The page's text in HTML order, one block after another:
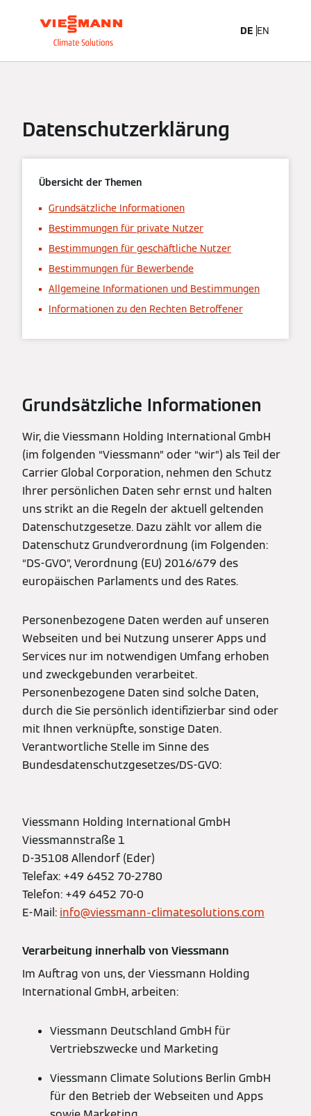
DE EN
Datenschutzerklärung
Übersicht der Themen
Grundsätzliche Informationen
Bestimmungen für private Nutzer
Bestimmungen für geschäftliche Nutzer
Bestimmungen für Bewerbende
Allgemeine Informationen und Bestimmungen
Informationen zu den Rechten Betroffener
Grundsätzliche Informationen
Wir, die Viessmann Holding International GmbH
(im folgenden “Viessmann” oder “wir”) als Teil der
Carrier Global Corporation, nehmen den Schutz
Ihrer persönlichen Daten sehr ernst und halten
uns strikt an die Regeln der aktuell geltenden
Datenschutzgesetze. Dazu zählt vor allem die
Datenschutz Grundverordnung (im Folgenden:
“DS-GVO”, Verordnung (EU) 2016/679 des
europäischen Parlaments und des Rates.
Personenbezogene Daten werden auf unseren
Webseiten und bei Nutzung unserer Apps und
Services nur im notwendigen Umfang erhoben
und zweckgebunden verarbeitet.
Personenbezogene Daten sind solche Daten,
durch die Sie persönlich identifizierbar sind oder
mit Ihnen verknüpfte, sonstige Daten.
Verantwortliche Stelle im Sinne des
Bundesdatenschutzgesetzes/DS-GVO:
Viessmann Holding International GmbH
Viessmannstraße 1
D-35108 Allendorf (Eder)
Telefax: +49 6452 70-2780
Telefon: +49 6452 70-0
E-Mail: info@viessmann-climatesolutions.com
Verarbeitung innerhalb von Viessmann
Im Auftrag von uns, der Viessmann Holding
International GmbH, arbeiten:
Viessmann Deutschland GmbH für
Vertriebszwecke und Marketing
Viessmann Climate Solutions Berlin GmbH
für den Betrieb der Webseiten und Apps